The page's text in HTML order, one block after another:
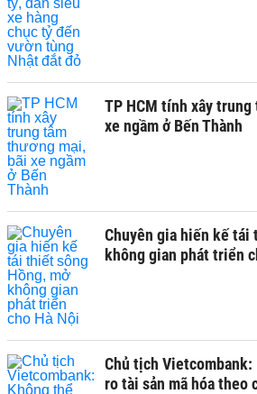
TP HCM tính xây
xe ngầm ở Bến Thành
Chuyên gia hiến kế tái
không gian phát triển
Chủ tịch
ro tài sản mã hóa theo